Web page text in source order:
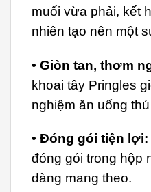
muối vừa phải, kết
nhiên tạo nên một
• Giòn tan, thơm
khoai tây Pringles
nghiệm ăn uống
• Đóng gói tiện lợi:
đóng gói trong hộp
dàng mang theo.